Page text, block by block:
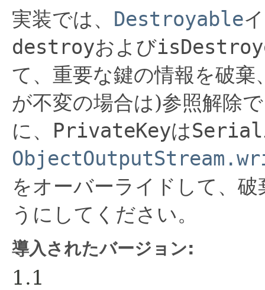
実装では、 Destroyable
destroyおよび
て、重要な鍵の情報を破
が不変の場合は)参照解除
に、 PrivateKeyは
をオーバーライドして、
うにしてください。
導入されたバージョン:
1.1